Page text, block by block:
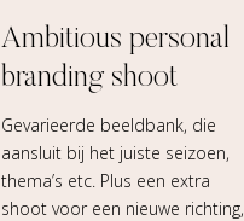
Ambitious personal
branding shoot
Gevarieerde beeldbank, die
aansluit bij het juiste seizoen,
thema’s etc. Plus een extra
shoot voor een nieuwe richting,